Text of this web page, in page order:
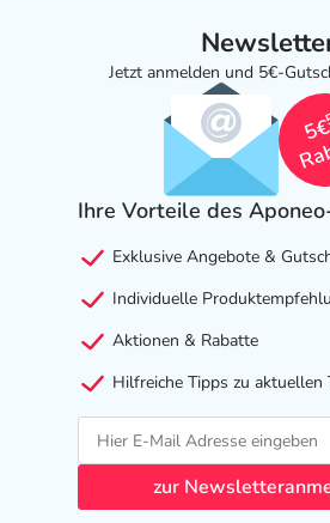
Jetzt anmelden und 5€-
Ihre Vorteile des
Exklusive Angebote &
Individuelle
Aktionen & Rabatte
Hilfreiche Tipps zu aktuellen
zur